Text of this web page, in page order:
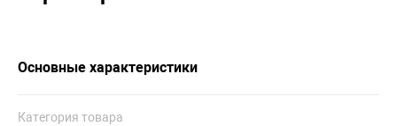
Основные характеристики
Категория товара